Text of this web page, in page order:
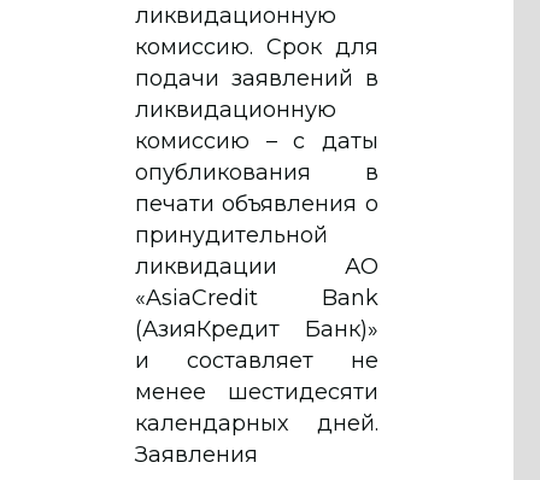
ликвидационную
комиссию. Срок для
подачи заявлений в
ликвидационную
комиссию – с даты
опубликования в
печати объявления о
принудительной
ликвидации АО
«AsiaCredit Bank
(АзияКредит Банк)»
и составляет не
менее шестидесяти
календарных дней.
Заявления